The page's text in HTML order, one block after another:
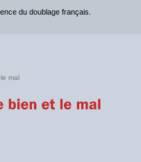
du doublage français.
mal